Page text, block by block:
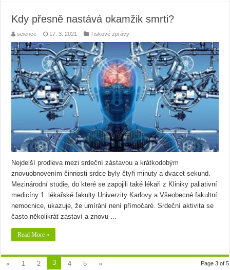
Kdy přesně nastává okamžik smrti?
science 17. 3. 2021 Tiskové zprávy
Nejdelší prodleva mezi srdeční zástavou a krátkodobým
znovuobnovením činnosti srdce byly čtyři minuty a dvacet sekund.
Mezinárodní studie, do které se zapojili také lékaři z Kliniky paliativní
medicíny 1. lékařské fakulty Univerzity Karlovy a Všeobecné fakultní
nemocnice, ukazuje, že umírání není přímočaré. Srdeční aktivita se
často několikrát zastaví a znovu …
Read More »
Page 3 of 5
« 1 2 3 4 5 »